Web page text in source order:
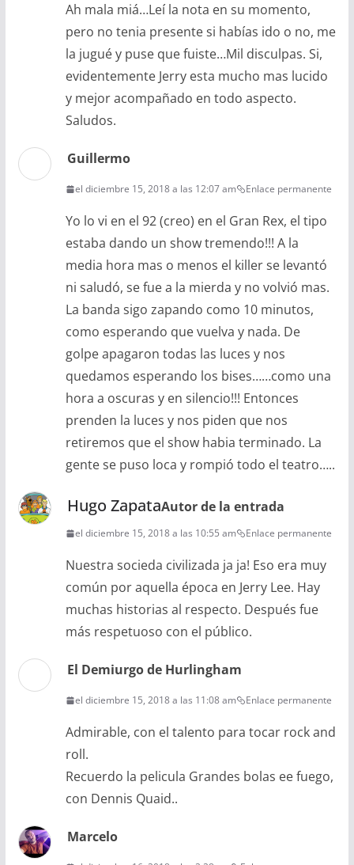
Ah mala miá…Leí la nota en su momento,
pero no tenia presente si habías ido o no, me
la jugué y puse que fuiste…Mil disculpas. Si,
evidentemente Jerry esta mucho mas lucido
y mejor acompañado en todo aspecto.
Saludos.
Guillermo
el diciembre 15, 2018 a las 12:07 am Enlace permanente
Yo lo vi en el 92 (creo) en el Gran Rex, el tipo
estaba dando un show tremendo!!! A la
media hora mas o menos el killer se levantó
ni saludó, se fue a la mierda y no volvió mas.
La banda sigo zapando como 10 minutos,
como esperando que vuelva y nada. De
golpe apagaron todas las luces y nos
quedamos esperando los bises……como una
hora a oscuras y en silencio!!! Entonces
prenden la luces y nos piden que nos
retiremos que el show habia terminado. La
gente se puso loca y rompió todo el teatro…..
Hugo ZapataAutor de la entrada
el diciembre 15, 2018 a las 10:55 am Enlace permanente
Nuestra socieda civilizada ja ja! Eso era muy
común por aquella época en Jerry Lee. Hay
muchas historias al respecto. Después fue
más respetuoso con el público.
El Demiurgo de Hurlingham
el diciembre 15, 2018 a las 11:08 am Enlace permanente
Admirable, con el talento para tocar rock and
roll.
Recuerdo la pelicula Grandes bolas ee fuego,
con Dennis Quaid..
Marcelo